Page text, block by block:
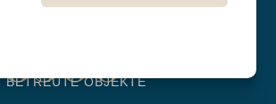
6500+
BETREUTE OBJEKTE